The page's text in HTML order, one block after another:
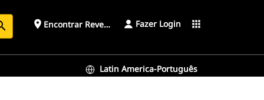
place Encontrar Revendedor Fazer Login apps
Latin America-Português